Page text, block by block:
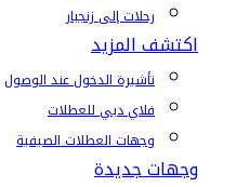
رحلات إلى زنجبار
اكتشف المزيد
تأشيرة الدخول عند الوصول
فلاي دبي للعطلات
وجهات العطلات الصيفية
وجهات جديدة